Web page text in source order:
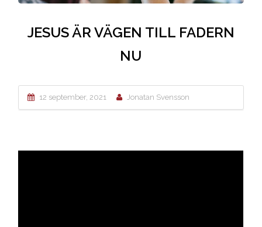
JESUS ÄR VÄGEN TILL FADERN
NU
12 september, 2021 Jonatan Svensson